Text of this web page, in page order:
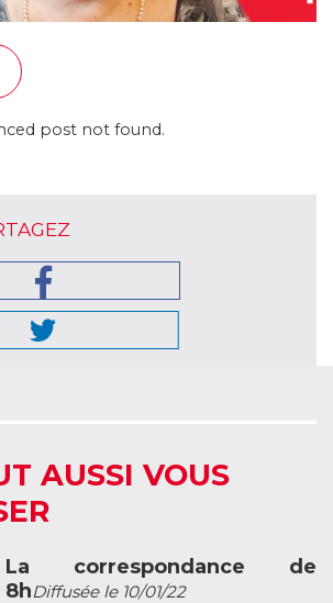
post not found.
AUSSI VOUS
La correspondance de
8hDiffusée le 10/01/22